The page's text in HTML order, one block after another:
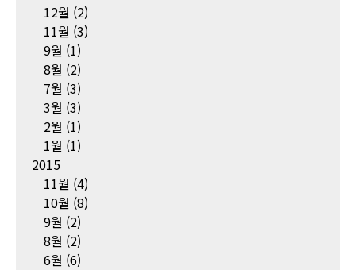
12월 (2)
11월 (3)
9월 (1)
8월 (2)
7월 (3)
3월 (3)
2월 (1)
1월 (1)
2015
11월 (4)
10월 (8)
9월 (2)
8월 (2)
6월 (6)